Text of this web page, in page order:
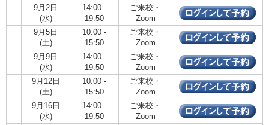
9月2日
(水)
14:00 -
19:50
ご来校・
Zoom
9月5日
(土)
10:00 -
15:50
ご来校・
Zoom
9月9日
(水)
14:00 -
19:50
ご来校・
Zoom
9月12日
(土)
10:00 -
15:50
ご来校・
Zoom
9月16日
(水)
14:00 -
19:50
ご来校・
Zoom